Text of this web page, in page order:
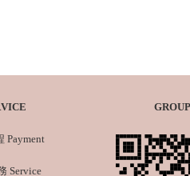
Payment
Service